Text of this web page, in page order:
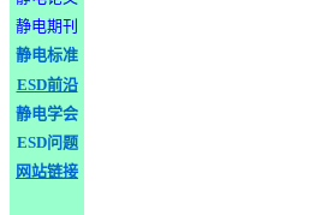
静电期刊
静电标准
ESD前沿
静电学会
ESD问题
网站链接